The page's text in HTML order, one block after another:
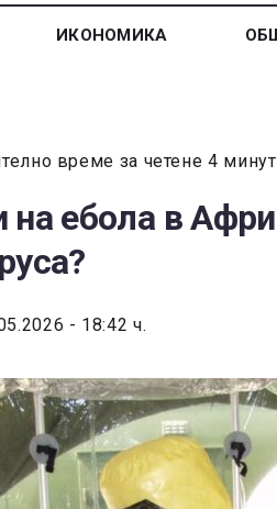
ИКОНОМИКА
време за четене 4
на ебола в
- 18:42 ч.